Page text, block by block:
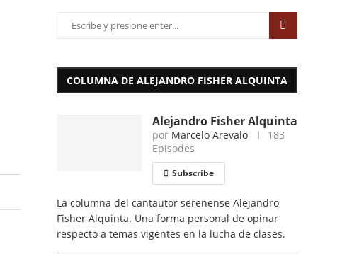
COLUMNA DE ALEJANDRO FISHER ALQUINTA
Alejandro Fisher Alquinta
por Marcelo Arevalo
183
Episodes
Subscribe
La columna del cantautor serenense Alejandro
Fisher Alquinta. Una forma personal de opinar
respecto a temas vigentes en la lucha de clases.